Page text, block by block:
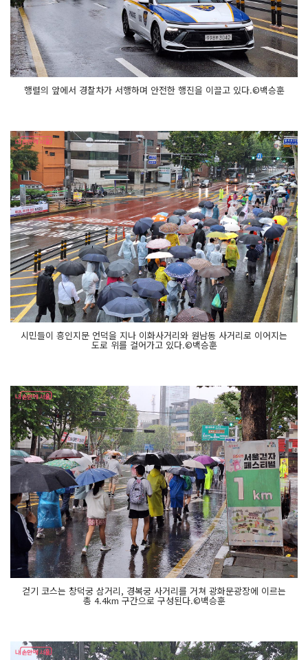
행렬의 앞에서 경찰차가 서행하며 안전한 행진을 이끌고 있다.©백승훈
시민들이 흥인지문 언덕을 지나 이화사거리와 원남동 사거리로 이어지는
도로 위를 걸어가고 있다.©백승훈
걷기 코스는 창덕궁 삼거리, 경복궁 사거리를 거쳐 광화문광장에 이르는
총 4.4km 구간으로 구성된다.©백승훈